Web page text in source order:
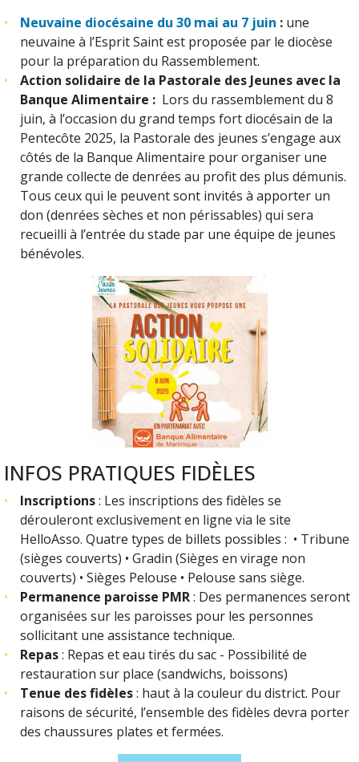
Neuvaine diocésaine du 30 mai au 7 juin : une
neuvaine à l’Esprit Saint est proposée par le diocèse
pour la préparation du Rassemblement.
Action solidaire de la Pastorale des Jeunes avec la
Banque Alimentaire : Lors du rassemblement du 8
juin, à l’occasion du grand temps fort diocésain de la
Pentecôte 2025, la Pastorale des jeunes s’engage aux
côtés de la Banque Alimentaire pour organiser une
grande collecte de denrées au profit des plus démunis.
Tous ceux qui le peuvent sont invités à apporter un
don (denrées sèches et non périssables) qui sera
recueilli à l’entrée du stade par une équipe de jeunes
bénévoles.
INFOS PRATIQUES FIDÈLES
Inscriptions: Les inscriptions des fidèles se
dérouleront exclusivement en ligne via le site
HelloAsso. Quatre types de billets possibles : • Tribune
(sièges couverts) • Gradin (Sièges en virage non
couverts) • Sièges Pelouse • Pelouse sans siège.
Permanence paroisse PMR: Des permanences seront
organisées sur les paroisses pour les personnes
sollicitant une assistance technique.
Repas: Repas et eau tirés du sac - Possibilité de
restauration sur place (sandwichs, boissons)
Tenue des fidèles: haut à la couleur du district. Pour
raisons de sécurité, l’ensemble des fidèles devra porter
des chaussures plates et fermées.